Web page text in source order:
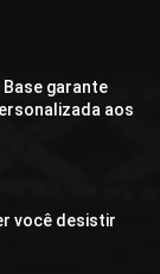
garante
aos
você desistir